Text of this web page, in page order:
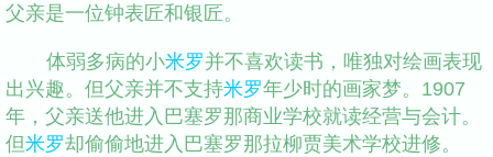
父亲是一位钟表匠和银匠。
体弱多病的小米罗并不喜欢读书，唯独对绘画表现
出兴趣。但父亲并不支持米罗年少时的画家梦。1907
年，父亲送他进入巴塞罗那商业学校就读经营与会计。
但米罗却偷偷地进入巴塞罗那拉柳贾美术学校进修。